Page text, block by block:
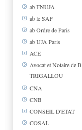
ab FNUJA
ab le SAF
ab Ordre de Paris
ab UJA Paris
ACE
Avocat et Notaire de B
TRIGALLOU
CNA
CNB
CONSEIL D'ETAT
COSAL